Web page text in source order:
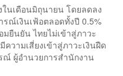
ในเดือนมิถุนายน โดยลดลง
ณ์เงินเฟ้อตลอดทั้งปี 0.5%
ยืนยัน ไทยไม่เข้าสู่ภาวะ
วามเสี่ยงเข้าสู่ภาวะเงินฝืด
ผู้อำนวยการสำนักงาน